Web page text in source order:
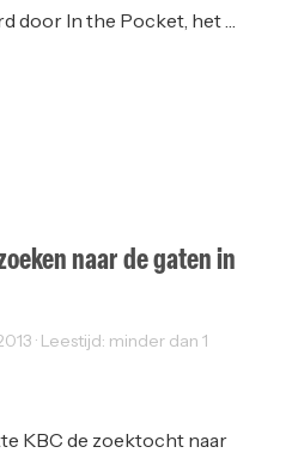
door In the Pocket, het …
naar de gaten in
· Leestijd: minder dan 1
KBC de zoektocht naar